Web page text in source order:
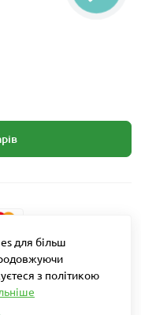
для більш
з політикою